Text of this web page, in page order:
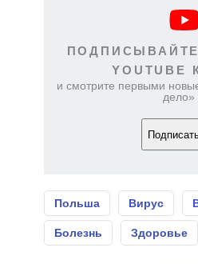
YOUTUBE
и смотрите первыми
дело»
Польша Вирус
Болезнь Здоровье